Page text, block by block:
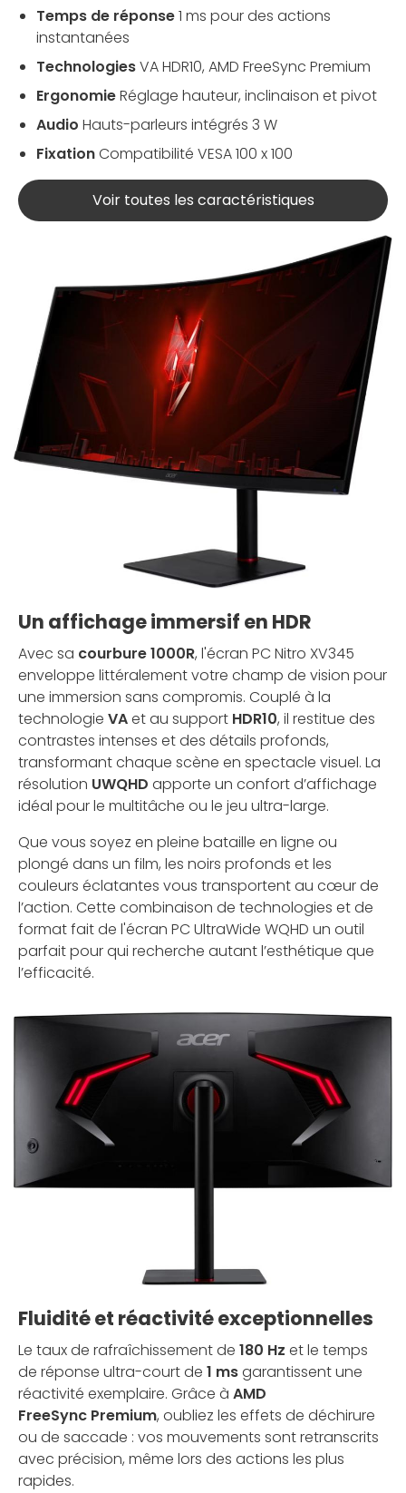
Temps de réponse1 ms pour des actions
instantanées
TechnologiesVA HDR10, AMD FreeSync Premium
ErgonomieRéglage hauteur, inclinaison et pivot
Audio Hauts-parleurs intégrés 3 W
FixationCompatibilité VESA 100 x 100
Voir toutes les caractéristiques
Un affichage immersif en HDR
Avec sa courbure 1000R, l'écran PC Nitro XV345
enveloppe littéralement votre champ de vision pour
une immersion sans compromis. Couplé à la
technologie VAet au support HDR10, il restitue des
contrastes intenses et des détails profonds,
transformant chaque scène en spectacle visuel. La
résolution UWQHD apporte un confort d’affichage
idéal pour le multitâche ou le jeu ultra-large.
Que vous soyez en pleine bataille en ligne ou
plongé dans un film, les noirs profonds et les
couleurs éclatantes vous transportent au cœur de
l’action. Cette combinaison de technologies et de
format fait de l'écran PC UltraWide WQHD un outil
parfait pour qui recherche autant l’esthétique que
l’efficacité.
Fluidité et réactivité exceptionnelles
Le taux de rafraîchissement de 180 Hz et le temps
de réponse ultra-court de 1 msgarantissent une
réactivité exemplaire. Grâce à AMD
FreeSync Premium, oubliez les effets de déchirure
ou de saccade : vos mouvements sont retranscrits
avec précision, même lors des actions les plus
rapides.